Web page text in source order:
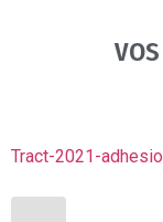
Tract-2021-